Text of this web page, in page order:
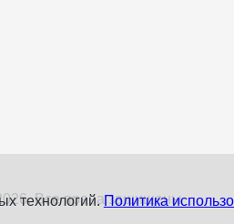
технологий.Политика
Все права защищены